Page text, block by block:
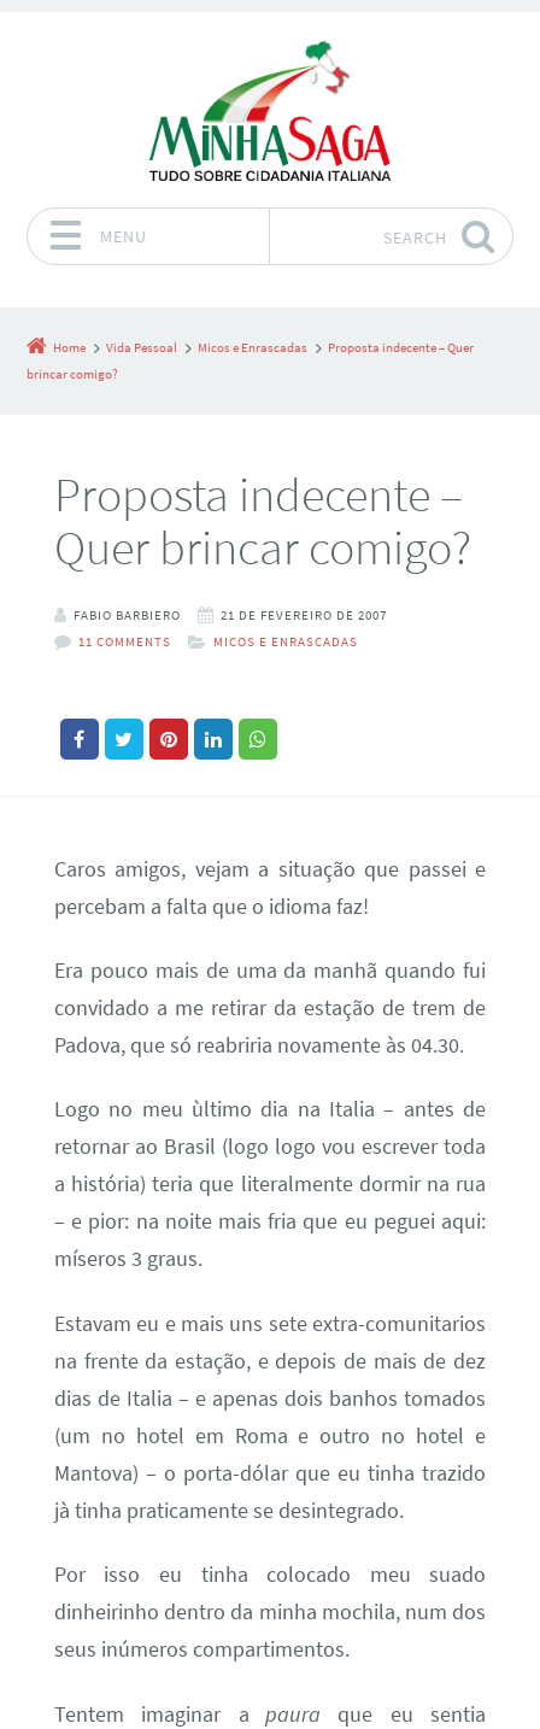
MENU SEARCH
Home Vida Pessoal Micos e Enrascadas
Proposta indecente – Quer
brincar comigo?
Proposta indecente –
Quer brincar comigo?
FABIO BARBIERO
21 DE FEVEREIRO DE 2007
11 COMMENTS
MICOS E ENRASCADAS
Caros amigos, vejam a situação que passei e
percebam a falta que o idioma faz!
Era pouco mais de uma da manhã quando fui
convidado a me retirar da estação de trem de
Padova, que só reabriria novamente às 04.30.
Logo no meu ùltimo dia na Italia – antes de
retornar ao Brasil (logo logo vou escrever toda
a história) teria que literalmente dormir na rua
– e pior: na noite mais fria que eu peguei aqui:
míseros 3 graus.
Estavam eu e mais uns sete extra-comunitarios
na frente da estação, e depois de mais de dez
dias de Italia – e apenas dois banhos tomados
(um no hotel em Roma e outro no hotel e
Mantova) – o porta-dólar que eu tinha trazido
jà tinha praticamente se desintegrado.
Por isso eu tinha colocado meu suado
dinheirinho dentro da minha mochila, num dos
seus inúmeros compartimentos.
Tentem imaginar a paura que eu sentia